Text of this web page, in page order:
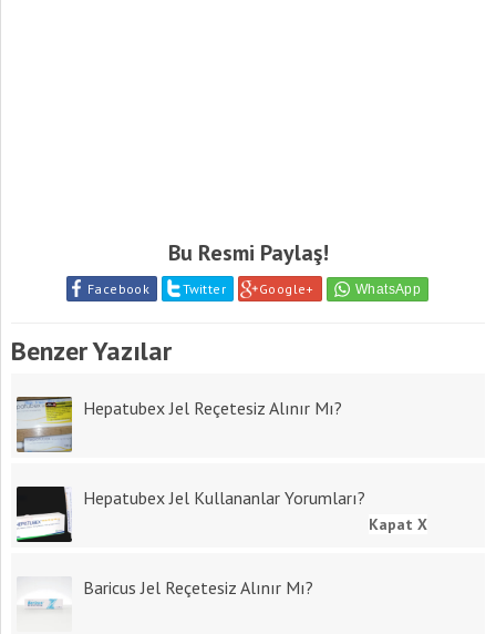
Bu Resmi Paylaş!
Facebook Twitter Google+
Benzer Yazılar
Hepatubex Jel Reçetesiz Alınır Mı?
Hepatubex Jel Kullananlar Yorumları?
Baricus Jel Reçetesiz Alınır Mı?
Kapat X